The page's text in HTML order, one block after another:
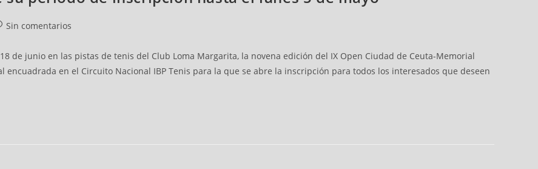
Sin comentarios
de junio en las pistas de tenis del Club Loma Margarita, la novena edición del IX Open Ciudad de Ceuta-Memorial
en el Circuito Nacional IBP Tenis para la que se abre la inscripción para todos los interesados que deseen